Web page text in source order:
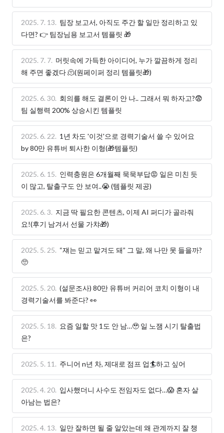
2025. 7. 13. 팀장 보고서, 아직도 주간 할 일만 정리하고 있
다면? 👉 팀장님용 보고서 템플릿 🎁
2025. 7. 7. 머릿속에 가득한 아이디어, 누가 깔끔하게 정리
해 주면 좋겠다 🫠(원페이퍼 정리 템플릿🎁)
2025. 6. 30. 회의를 해도 결론이 안 나.. 그래서 뭐 하자고?😨
팀 실행력 200% 상승시킨 템플릿
2025. 6. 22. 1년 차도 '이것'으로 경력기술서 쓸 수 있어요
by 80만 유튜버 퇴사한 이형(🎁템플릿)
2025. 6. 15. 인력충원은 6개월째 묵묵부답😡 일은 미친 듯
이 많고, 탈출구도 안 보여..😭 (템플릿 제공)
2025. 6. 3. 지금 딱 필요한 콘텐츠, 이제 AI 퍼디가 골라줘
요!(후기 남겨서 선물 가챠🎁)
2025. 5. 25. “쟤는 믿고 맡겨도 돼” 그 말, 왜 나만 못 들을까?
🥺
2025. 5. 20. (설문조사) 80만 유튜버 커리어 코치 이형이 내
경력기술서를 봐준다? 👀
2025. 5. 18. 요즘 일할 맛 1도 안 남…🥹 일 노잼 시기 탈출법
은?
2025. 5. 11. 주니어 n년 차, 제대로 점프 업🏄하고 싶어
2025. 4. 20. 입사했더니 사수도 전임자도 없다…😱 혼자 살
아남는 법은?
2025. 4. 13. 일만 잘하면 될 줄 알았는데 왜 관계까지 잘 챙